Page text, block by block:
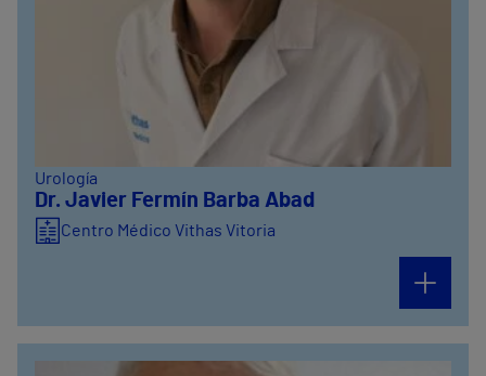
Urología
Dr. Javier Fermín Barba Abad
Centro Médico Vithas Vitoria